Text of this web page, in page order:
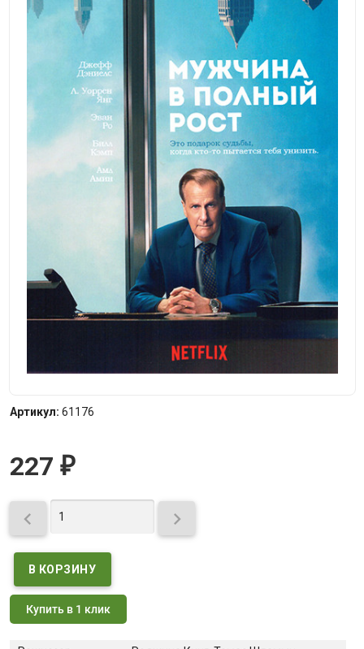
Артикул: 61176
227 ₽
 
Купить в 1 клик